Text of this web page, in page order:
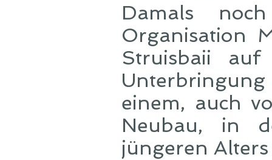
Damals
Organisation
Struisbaii
einem, auch
Neubau, in
jüngeren